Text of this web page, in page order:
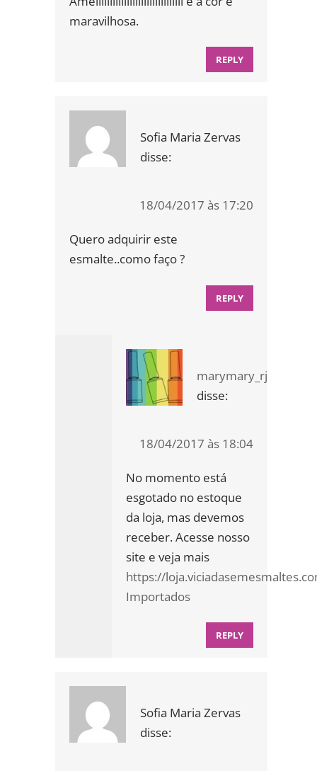
maravilhosa.
REPLY
Sofia Maria Zervas
disse:
18/04/2017 às 17:20
Quero adquirir este
esmalte..como faço ?
REPLY
marymary_rj
disse:
18/04/2017 às 18:04
No momento está
esgotado no estoque
da loja, mas devemos
receber. Acesse nosso
site e veja mais
https://
Importados
REPLY
Sofia Maria Zervas
disse: